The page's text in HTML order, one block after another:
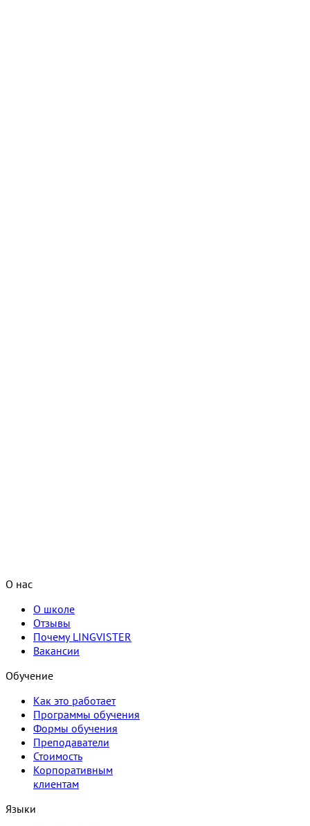
О нас
О школе
Отзывы
Почему LINGVISTER
Вакансии
Обучение
Как это работает
Программы обучения
Формы обучения
Преподаватели
Стоимость
Корпоративным
клиентам
Языки